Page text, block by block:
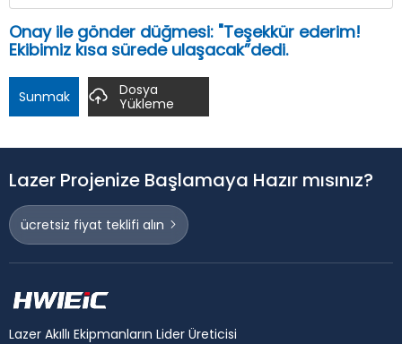
Onay ile gönder düğmesi: "Teşekkür ederim!
Ekibimiz kısa sürede ulaşacak”dedi.
Sunmak
Dosya
Yükleme
Lazer Projenize Başlamaya Hazır mısınız?
ücretsiz fiyat teklifi alın
Lazer Akıllı Ekipmanların Lider Üreticisi